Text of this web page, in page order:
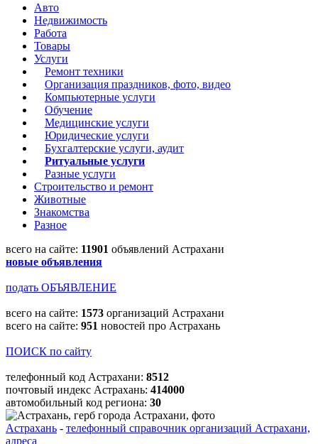
Авто
Недвижимость
Работа
Товары
Услуги
Ремонт техники
Организация праздников, фото, видео
Компьютерные услуги
Обучение
Медицинские услуги
Юридические услуги
Бухгалтерские услуги, аудит
Ритуальные услуги
Разные услуги
Строительство и ремонт
Животные
Знакомства
Разное
всего на сайте: 11901 объявлений Астрахани
новые объявления
подать ОБЪЯВЛЕНИЕ
всего на сайте: 1573 организаций Астрахани
всего на сайте: 951 новостей про Астрахань
ПОИСК по сайту
телефонный код Астрахани: 8512
почтовый индекс Астрахань: 414000
автомобильный код региона: 30
Астрахань - телефонный справочник организаций Астрахани,
адреса